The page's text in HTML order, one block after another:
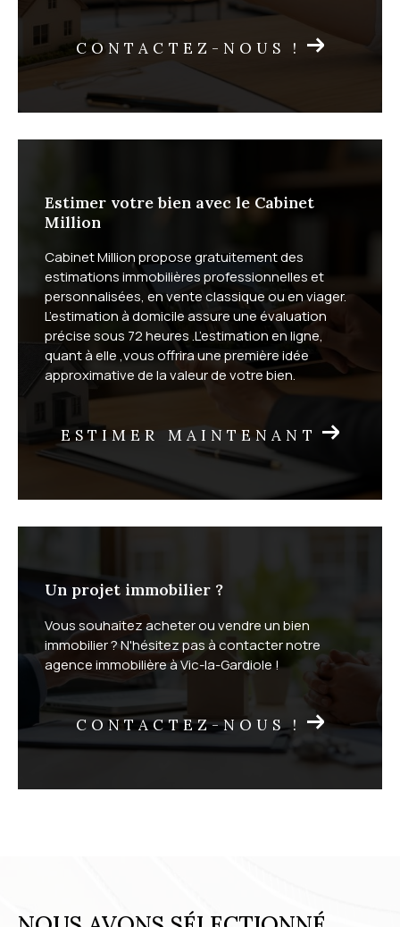
CONTACTEZ-NOUS !
Estimer votre bien avec le Cabinet
Million
Cabinet Million propose gratuitement des
estimations immobilières professionnelles et
personnalisées, en vente classique ou en viager.
L’estimation à domicile assure une évaluation
précise sous 72 heures .L’estimation en ligne,
quant à elle ,vous offrira une première idée
approximative de la valeur de votre bien.
ESTIMER MAINTENANT
Un projet immobilier ?
Vous souhaitez acheter ou vendre un bien
immobilier ? N'hésitez pas à contacter notre
agence immobilière à Vic-la-Gardiole !
CONTACTEZ-NOUS !